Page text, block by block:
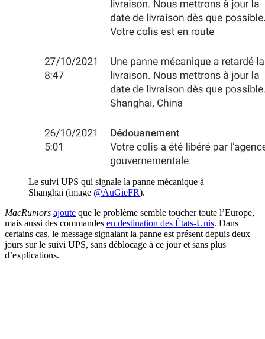
Le suivi UPS qui signale la panne mécanique à
Shanghai (image @AuGieFR).
MacRumors ajoute que le problème semble toucher toute l’Europe,
mais aussi des commandes en destination des États-Unis. Dans
certains cas, le message signalant la panne est présent depuis deux
jours sur le suivi UPS, sans déblocage à ce jour et sans plus
d’explications.